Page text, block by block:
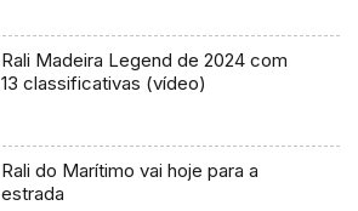
Rali Madeira Legend de 2024 com
13 classificativas (vídeo)
Rali do Marítimo vai hoje para a
estrada